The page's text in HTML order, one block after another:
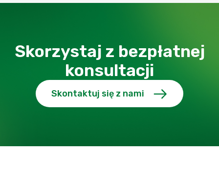
Skorzystaj z bezpłatnej
konsultacji
Skontaktuj się z nami